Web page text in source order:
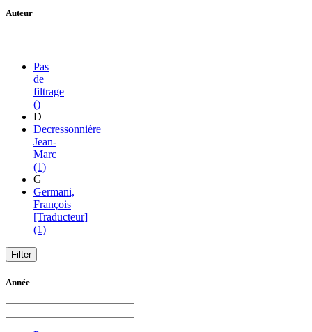
Auteur
Pas
de
filtrage
()
D
Decressonnière
Jean-
Marc
(1)
G
Germani,
François
[Traducteur]
(1)
Année